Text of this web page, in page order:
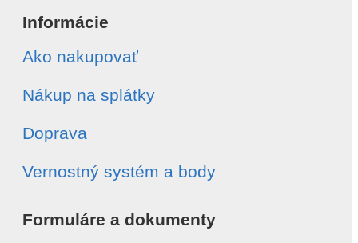
Informácie
Ako nakupovať
Nákup na splátky
Doprava
Vernostný systém a body
Formuláre a dokumenty